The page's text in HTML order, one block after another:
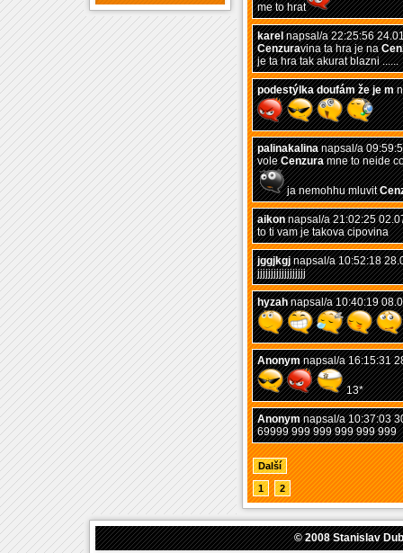
me to hrat
karelnapsal/a 22:25:56
Cenzuravina ta hra je na
je ta hra tak akurat blazni ......
podestýlka doufám že je m
palinakalinanapsal/a
voleCenzuramne to neide
ja nemohhu mluvit
aikonnapsal/a 21:02:25
to ti vam je takova cipovina
jggjkgjnapsal/a 10:52:18
jjjjjjjjjjjjjjjjjj
hyzahnapsal/a 10:40:19
Anonymnapsal/a 16:15:31
13*
Anonymnapsal/a 10:37:03
69999 999 999 999 999 999
Další
1 2
© 2008Stanislav